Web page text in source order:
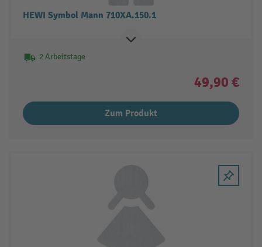
HEWI Symbol Mann 710XA.150.1
2 Arbeitstage
49,90 €
Zum Produkt